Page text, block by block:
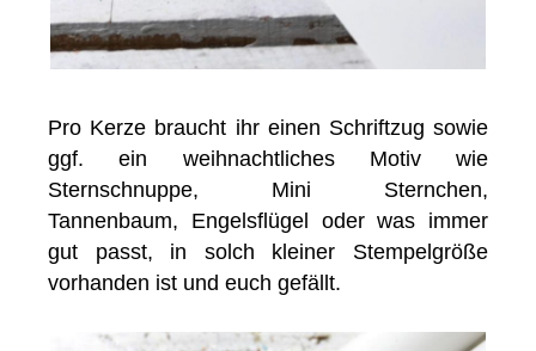
Pro Kerze braucht ihr einen Schriftzug sowie
ggf. ein weihnachtliches Motiv wie
Sternschnuppe, Mini Sternchen,
Tannenbaum, Engelsflügel oder was immer
gut passt, in solch kleiner Stempelgröße
vorhanden ist und euch gefällt.